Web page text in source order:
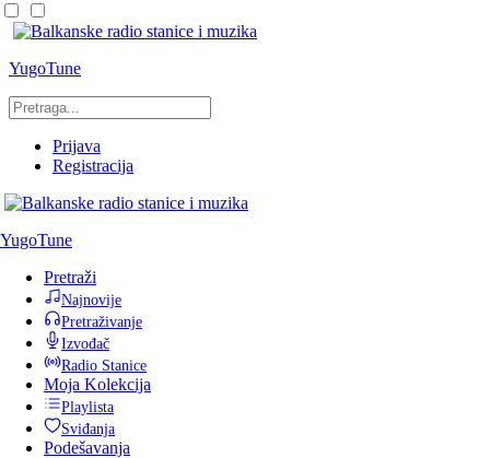
YugoTune
Prijava
Registracija
YugoTune
Pretraži
Najnovije
Pretraživanje
Izvođač
Radio Stanice
Moja Kolekcija
Playlista
Sviđanja
Podešavanja